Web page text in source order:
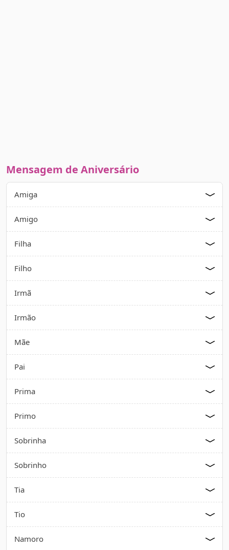
Mensagem de Aniversário
Amiga
Amigo
Filha
Filho
Irmã
Irmão
Mãe
Pai
Prima
Primo
Sobrinha
Sobrinho
Tia
Tio
Namoro